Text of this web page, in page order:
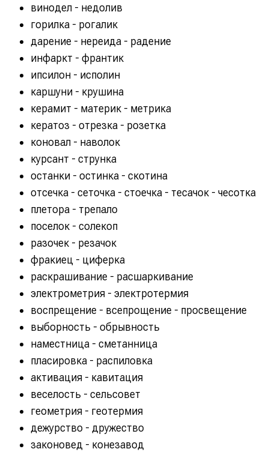
винодел - недолив
горилка - рогалик
дарение - нереида - радение
инфаркт - франтик
ипсилон - исполин
каршуни - крушина
керамит - материк - метрика
кератоз - отрезка - розетка
коновал - наволок
курсант - струнка
останки - остинка - скотина
отсечка - сеточка - стоечка - тесачок - чесотка
плетора - трепало
поселок - солекоп
разочек - резачок
фракиец - циферка
раскрашивание - расшаркивание
электрометрия - электротермия
воспрещение - всепрощение - просвещение
выборность - обрывность
наместница - сметанница
пласировка - распиловка
активация - кавитация
веселость - сельсовет
геометрия - геотермия
дежурство - дружество
законовед - конезавод